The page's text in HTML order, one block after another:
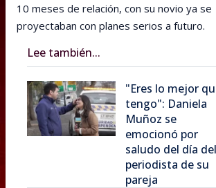
10 meses de relación, con su novio ya se
proyectaban con planes serios a futuro.
Lee también...
"Eres lo mejor
tengo": Daniela
Muñoz se
emocionó por
saludo del día del
periodista de su
pareja